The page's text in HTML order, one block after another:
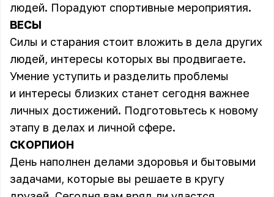
людей. Порадуют спортивные мероприятия.
ВЕСЫ
Силы и старания стоит вложить в дела других
людей, интересы которых вы продвигаете.
Умение уступить и разделить проблемы
и интересы близких станет сегодня важнее
личных достижений. Подготовьтесь к новому
этапу в делах и личной сфере.
СКОРПИОН
День наполнен делами здоровья и бытовыми
задачами, которые вы решаете в кругу